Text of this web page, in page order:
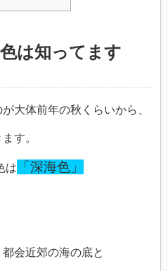
は知ってます
大体前年の秋くらいから、
す。
は 「深海色」
会近郊の海の底と